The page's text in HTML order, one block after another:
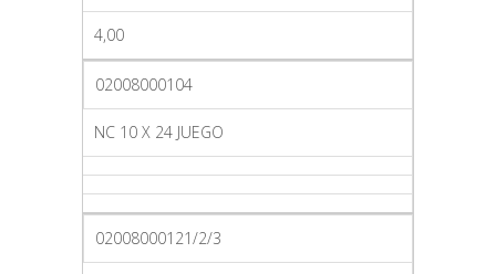
4,00
02008000104
NC 10 X 24 JUEGO
02008000121/2/3